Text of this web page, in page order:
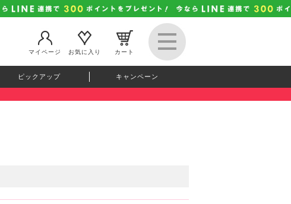
マイページ
お気に入り カート
ピックアップ キャンペーン